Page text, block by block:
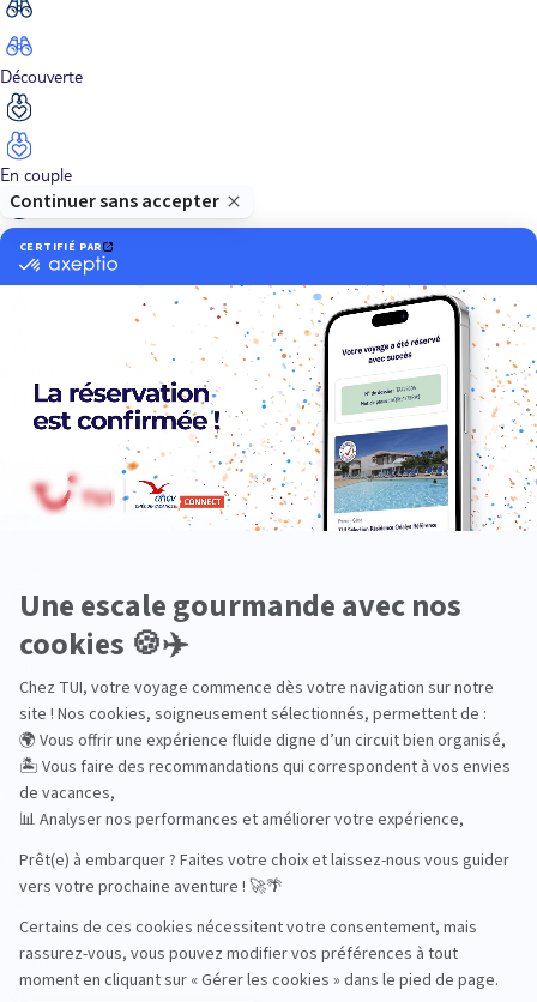
Découverte
En couple
En famille
Golf
Hôtel de charme
Insolite